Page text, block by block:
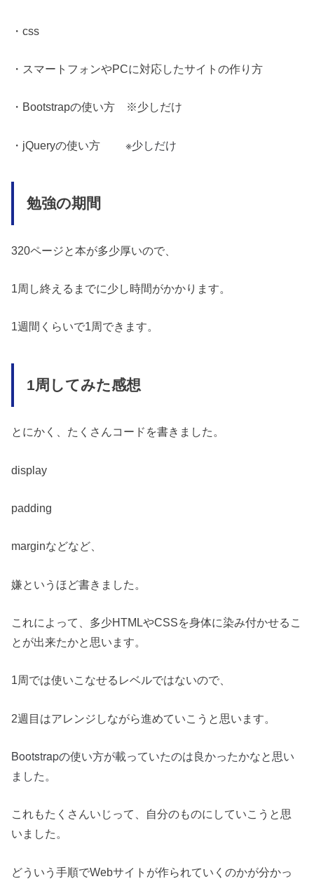
・css
・スマートフォンやPCに対応したサイトの作り方
・Bootstrapの使い方 ※少しだけ
・jQueryの使い方※少しだけ
勉強の期間
320ページと本が多少厚いので、
1周し終えるまでに少し時間がかかります。
1週間くらいで1周できます。
1周してみた感想
とにかく、たくさんコードを書きました。
display
padding
marginなどなど、
嫌というほど書きました。
これによって、多少HTMLやCSSを身体に染み付かせるこ
とが出来たかと思います。
1周では使いこなせるレベルではないので、
2週目はアレンジしながら進めていこうと思います。
Bootstrapの使い方が載っていたのは良かったかなと思い
ました。
これもたくさんいじって、自分のものにしていこうと思
いました。
どういう手順でWebサイトが作られていくのかが分かっ